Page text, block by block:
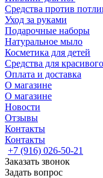
Средства против
Уход за руками
Подарочные наборы
Натуральное мыло
Косметика для детей
Средства для
Оплата и доставка
О магазине
О магазине
Новости
Отзывы
Контакты
Контакты
+7 (916) 026-50-21
Заказать звонок
Задать вопрос